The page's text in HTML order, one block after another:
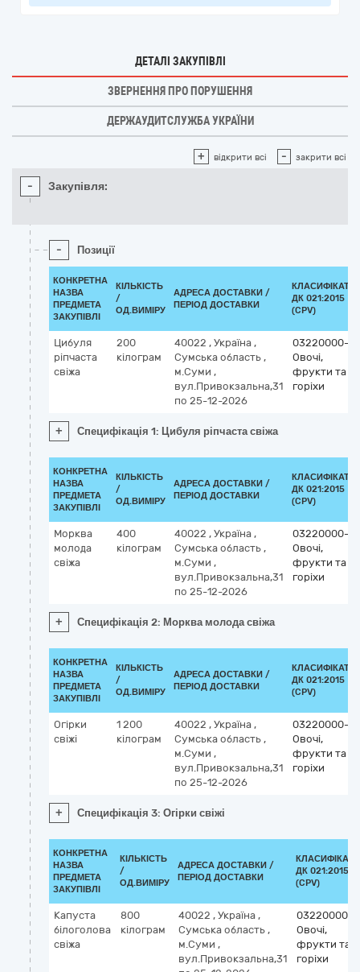
ДЕТАЛІ ЗАКУПІВЛІ
ЗВЕРНЕННЯ ПРО ПОРУШЕННЯ
ДЕРЖАУДИТСЛУЖБА УКРАЇНИ
+ відкрити всі - закрити всі
- Закупівля:
- Позиції
КОНКРЕТНА
НАЗВА
ПРЕДМЕТА
ЗАКУПІВЛІ
КІЛЬКІСТЬ
/
ОД.ВИМІРУ
АДРЕСА ДОСТАВКИ /
ПЕРІОД ДОСТАВКИ
ДК 021:2015
(CPV)
Цибуля
ріпчаста
свіжа
200
кілограм
40022 , Україна ,
Сумська область ,
м.Суми ,
вул.Привокзальна,31
по 25-12-2026
03220000-9
Овочі,
фрукти та
горіхи
+ Специфікація 1: Цибуля ріпчаста свіжа
КОНКРЕТНА
НАЗВА
ПРЕДМЕТА
ЗАКУПІВЛІ
КІЛЬКІСТЬ
/
ОД.ВИМІРУ
АДРЕСА ДОСТАВКИ /
ПЕРІОД ДОСТАВКИ
ДК 021:2015
(CPV)
Морква
молода
свіжа
400
кілограм
40022 , Україна ,
Сумська область ,
м.Суми ,
вул.Привокзальна,31
по 25-12-2026
03220000-9
Овочі,
фрукти та
горіхи
+ Специфікація 2: Морква молода свіжа
КОНКРЕТНА
НАЗВА
ПРЕДМЕТА
ЗАКУПІВЛІ
КІЛЬКІСТЬ
/
ОД.ВИМІРУ
АДРЕСА ДОСТАВКИ /
ПЕРІОД ДОСТАВКИ
ДК 021:2015
(CPV)
Огірки
свіжі
1 200
кілограм
40022 , Україна ,
Сумська область ,
м.Суми ,
вул.Привокзальна,31
по 25-12-2026
03220000-9
Овочі,
фрукти та
горіхи
+ Специфікація 3: Огірки свіжі
КОНКРЕТНА
НАЗВА
ПРЕДМЕТА
ЗАКУПІВЛІ
КІЛЬКІСТЬ
/
ОД.ВИМІРУ
АДРЕСА ДОСТАВКИ /
ПЕРІОД ДОСТАВКИ
ДК 021:2015
(CPV)
Капуста
білоголова
свіжа
800
кілограм
40022 , Україна ,
Сумська область ,
м.Суми ,
вул.Привокзальна,31
03220000-9
Овочі,
фрукти та
горіхи